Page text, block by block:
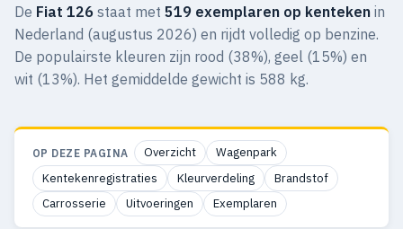
De Fiat 126 staat met 519 exemplaren op kenteken in
Nederland (augustus 2026) en rijdt volledig op benzine.
De populairste kleuren zijn rood (38%), geel (15%) en
wit (13%). Het gemiddelde gewicht is 588 kg.
OP DEZE PAGINA Overzicht
Wagenpark
Kentekenregistraties
Kleurverdeling
Brandstof
Carrosserie
Uitvoeringen Exemplaren